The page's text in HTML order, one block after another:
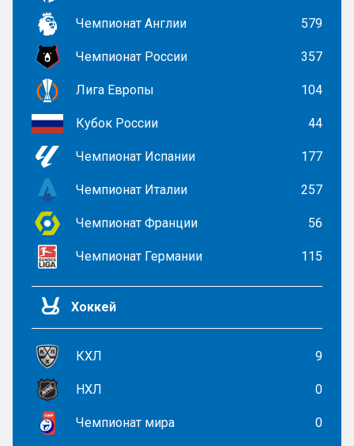
Чемпионат Англии 579
Чемпионат России 357
Лига Европы 104
Кубок России 44
Чемпионат Испании 177
Чемпионат Италии 257
Чемпионат Франции 56
Чемпионат Германии 115
Хоккей
КХЛ 9
НХЛ 0
Чемпионат мира 0